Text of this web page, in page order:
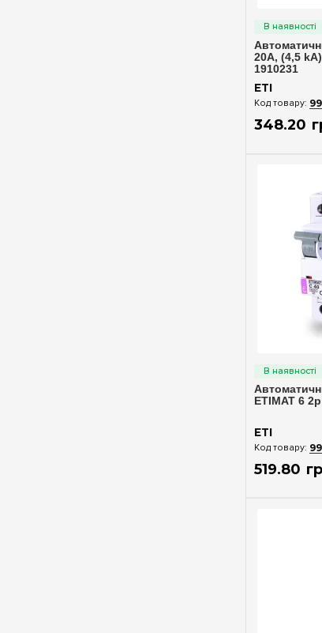
20A, (4,5
1910231
ETI
348.20
ETIMAT 6
ETI
519.80